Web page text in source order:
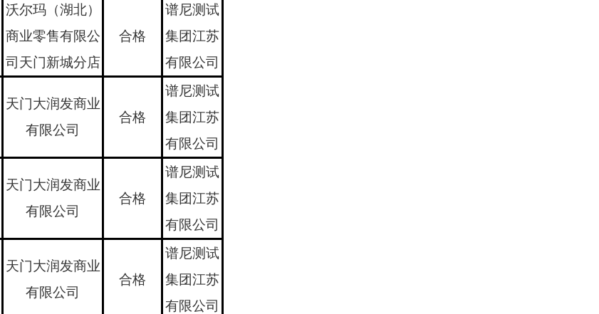
沃尔玛（湖北）
商业零售有限公
司天门新城分店
合格
谱尼测试
集团江苏
有限公司
天门大润发商业
有限公司
合格
谱尼测试
集团江苏
有限公司
天门大润发商业
有限公司
合格
谱尼测试
集团江苏
有限公司
天门大润发商业
有限公司
合格
谱尼测试
集团江苏
有限公司